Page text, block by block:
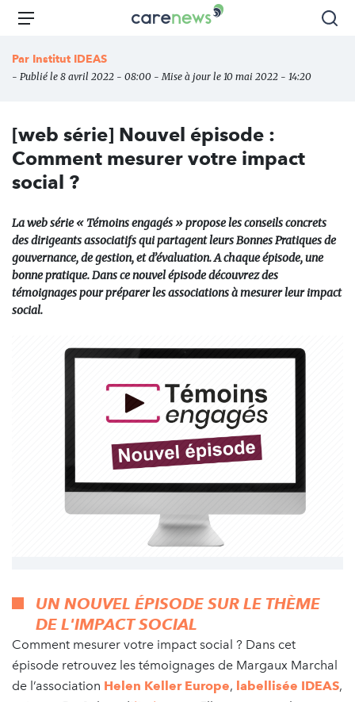
Aller
principal
Carenews,
des
l'engagement
Menu
Par Institut IDEAS
- Publié le 8 avril 2022 - 08:00 - Mise à jour le 10 mai 2022 - 14:20
[web série] Nouvel épisode :
Comment mesurer votre impact
social ?
La web série « Témoins engagés » propose les conseils concrets
des dirigeants associatifs qui partagent leurs Bonnes Pratiques de
gouvernance, de gestion, et d’évaluation. A chaque épisode, une
bonne pratique. Dans ce nouvel épisode découvrez des
témoignages pour préparer les associations à mesurer leur impact
social.
UN NOUVEL ÉPISODE SUR LE THÈME
DE L'IMPACT SOCIAL
Comment mesurer votre impact social ? Dans cet
épisode retrouvez les témoignages de Margaux Marchal
de l’association Helen Keller Europe, labellisée IDEAS,